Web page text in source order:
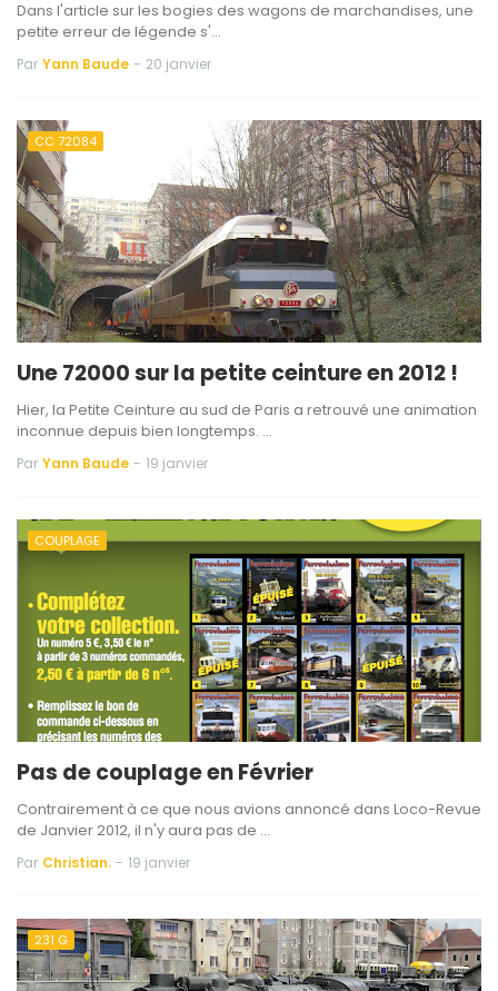
Dans l'article sur les bogies des wagons de marchandises, une
petite erreur de légende s'…
Par Yann Baude - 20 janvier
CC 72084
Une 72000 sur la petite ceinture en 2012 !
Hier, la Petite Ceinture au sud de Paris a retrouvé une animation
inconnue depuis bien longtemps. …
Par Yann Baude - 19 janvier
COUPLAGE
Pas de couplage en Février
Contrairement à ce que nous avions annoncé dans Loco-Revue
de Janvier 2012, il n'y aura pas de …
Par Christian. - 19 janvier
231 G